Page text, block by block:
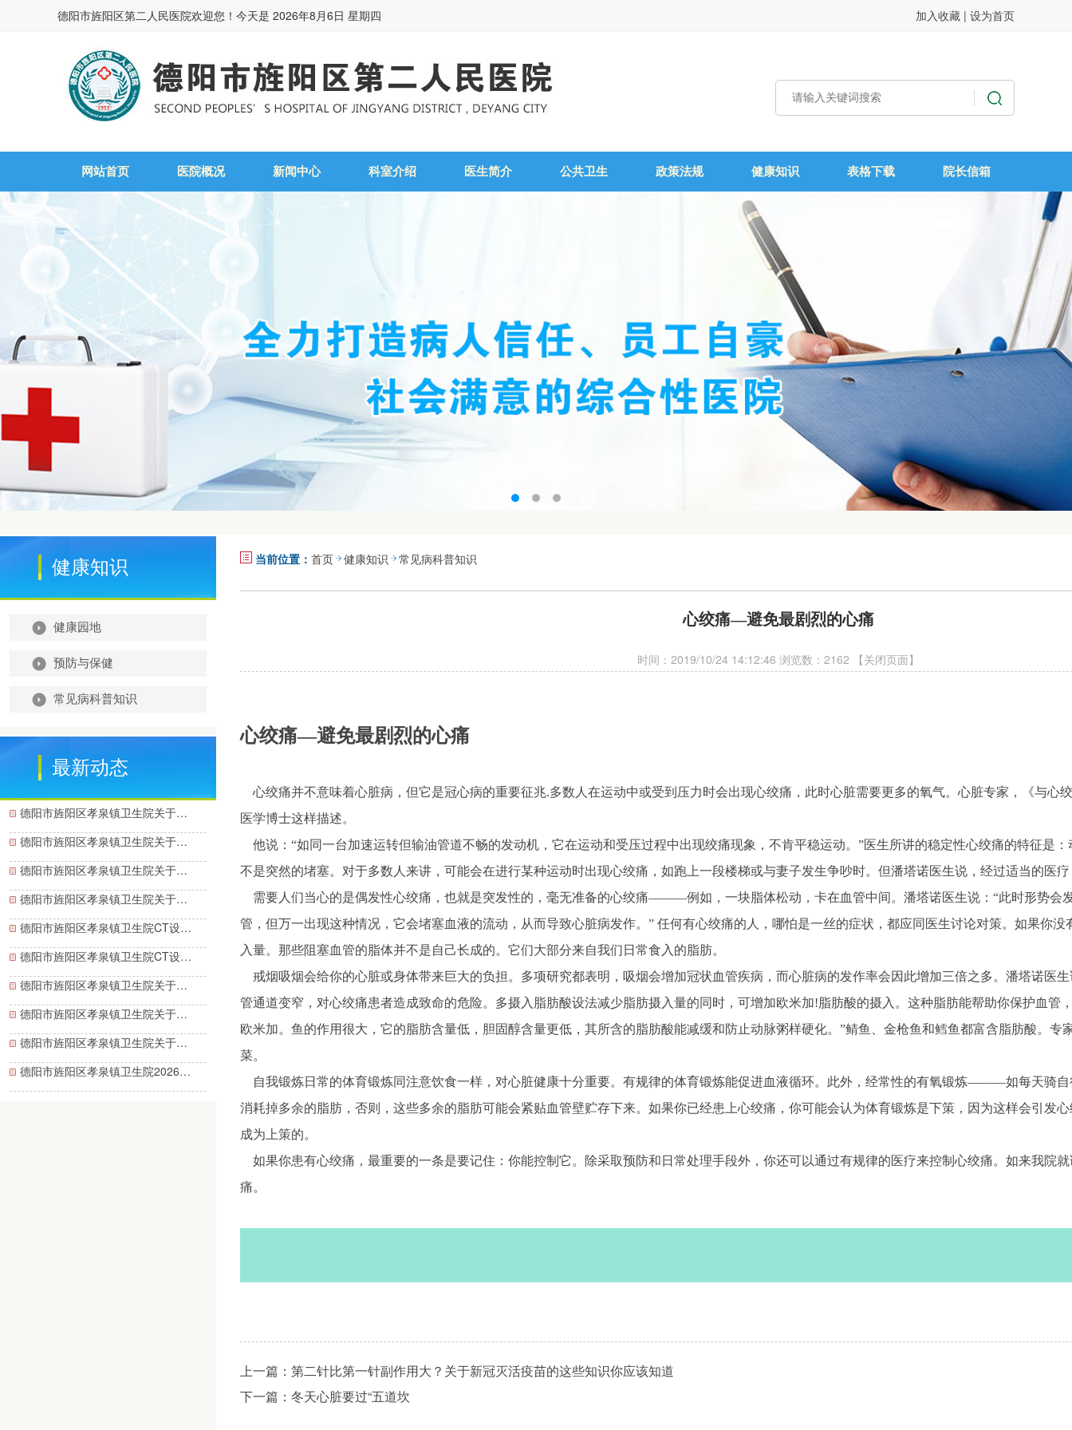
德阳市旌阳区第二人民医院欢迎您！今天是 2026年8月6日 星期四 加入收藏 | 设为首页
网站首页 医院概况 新闻中心 科室介绍 医生简介 公共卫生 政策法规 健康知识 表格下载 院长信箱
健康知识
健康园地
预防与保健
常见病科普知识
最新动态
德阳市旌阳区孝泉镇卫生院关于…
德阳市旌阳区孝泉镇卫生院关于…
德阳市旌阳区孝泉镇卫生院关于…
德阳市旌阳区孝泉镇卫生院关于…
德阳市旌阳区孝泉镇卫生院CT设…
德阳市旌阳区孝泉镇卫生院CT设…
德阳市旌阳区孝泉镇卫生院关于…
德阳市旌阳区孝泉镇卫生院关于…
德阳市旌阳区孝泉镇卫生院关于…
德阳市旌阳区孝泉镇卫生院2026…
当前位置： 首页 健康知识 常见病科普知识
心绞痛—避免最剧烈的心痛
时间：2019/10/24 14:12:46 浏览数：2162 【关闭页面】
心绞痛—避免最剧烈的心痛
心绞痛并不意味着心脏病，但它是冠心病的重要征兆.多数人在运动中或受到压力时会出现心绞痛，此时心脏需要更多的氧气。心脏专家，《与心
医学博士这样描述。
他说：“如同一台加速运转但输油管道不畅的发动机，它在运动和受压过程中出现绞痛现象，不肯平稳运动。”医生所讲的稳定性心绞痛的特征是
不是突然的堵塞。对于多数人来讲，可能会在进行某种运动时出现心绞痛，如跑上一段楼梯或与妻子发生争吵时。但潘塔诺医生说，经过适当的医
需要人们当心的是偶发性心绞痛，也就是突发性的，毫无准备的心绞痛———例如，一块脂体松动，卡在血管中间。潘塔诺医生说：“此时形势会
管，但万一出现这种情况，它会堵塞血液的流动，从而导致心脏病发作。” 任何有心绞痛的人，哪怕是一丝的症状，都应同医生讨论对策。如果你
入量。那些阻塞血管的脂体并不是自己长成的。它们大部分来自我们日常食入的脂肪。
戒烟吸烟会给你的心脏或身体带来巨大的负担。多项研究都表明，吸烟会增加冠状血管疾病，而心脏病的发作率会因此增加三倍之多。潘塔诺医
管通道变窄，对心绞痛患者造成致命的危险。多摄入脂肪酸设法减少脂肪摄入量的同时，可增加欧米加!脂肪酸的摄入。这种脂肪能帮助你保护血管
欧米加。鱼的作用很大，它的脂肪含量低，胆固醇含量更低，其所含的脂肪酸能减缓和防止动脉粥样硬化。”鲭鱼、金枪鱼和鳕鱼都富含脂肪酸。专
菜。
自我锻炼日常的体育锻炼同注意饮食一样，对心脏健康十分重要。有规律的体育锻炼能促进血液循环。此外，经常性的有氧锻炼———如每天骑
消耗掉多余的脂肪，否则，这些多余的脂肪可能会紧贴血管壁贮存下来。如果你已经患上心绞痛，你可能会认为体育锻炼是下策，因为这样会引发
成为上策的。
如果你患有心绞痛，最重要的一条是要记住：你能控制它。除采取预防和日常处理手段外，你还可以通过有规律的医疗来控制心绞痛。如来我院
痛。
上一篇： 第二针比第一针副作用大？关于新冠灭活疫苗的这些知识你应该知道
下一篇： 冬天心脏要过“五道坎